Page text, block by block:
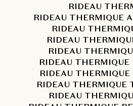
RIDEAU
RIDEAU THERMIQUE
RIDEAU
RIDEAU
RIDEAU
RIDEAU
RIDEAU THERMIQUE
RIDEAU THERMIQUE
RIDEAU